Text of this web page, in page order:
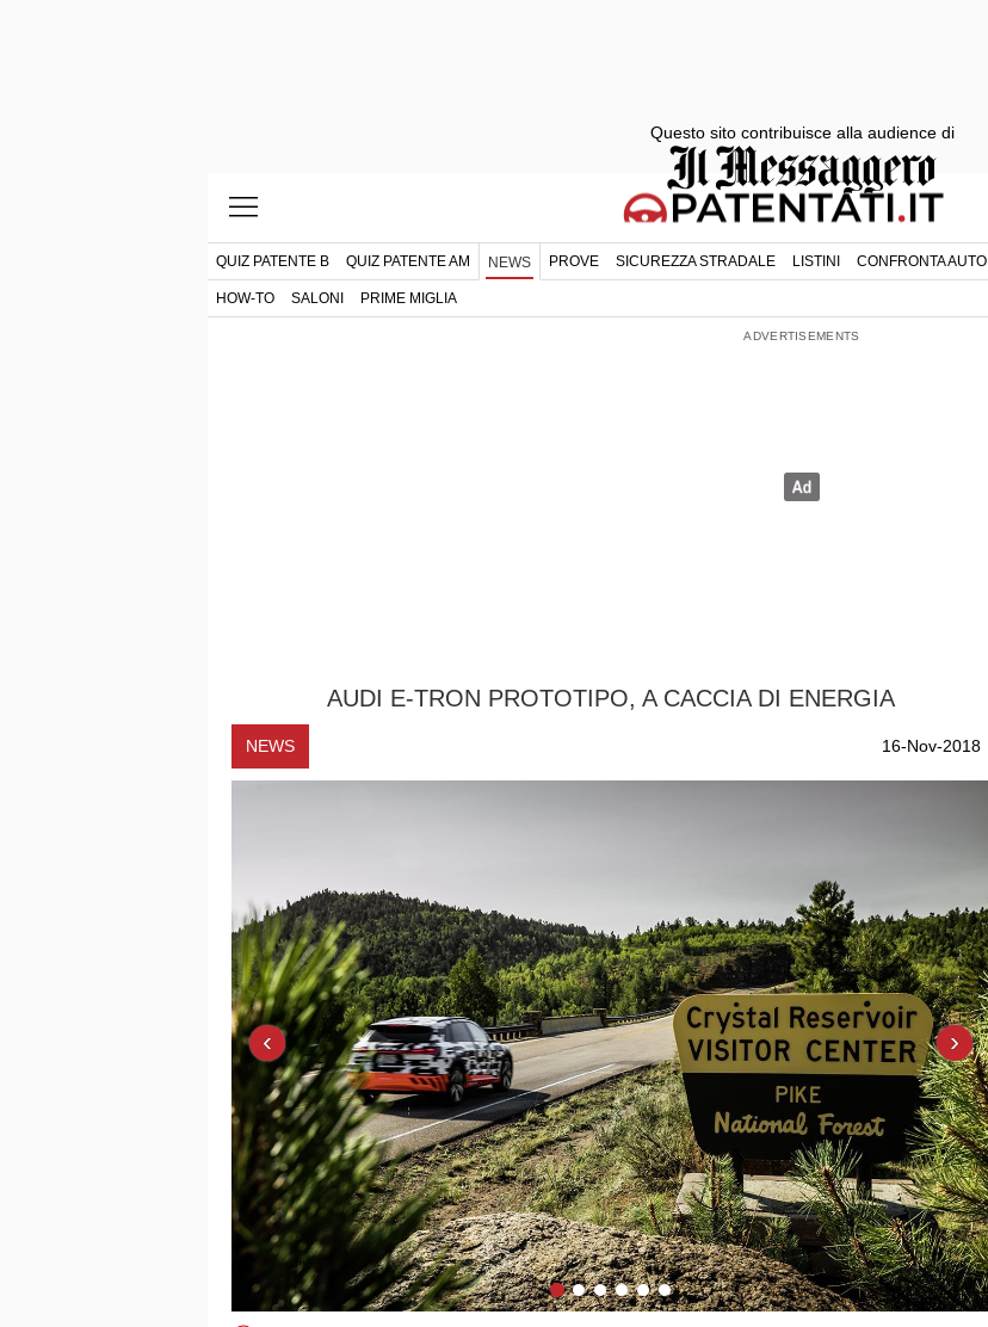
QUIZ PATENTE B QUIZ PATENTE AM NEWS PROVE SICUREZZA STRADALE LISTINI CONFRONTA AUTO
HOW-TO SALONI PRIME MIGLIA
AUDI E-TRON PROTOTIPO, A CACCIA DI ENERGIA
NEWS 16-Nov-2018
‹ ›
Questo sito contribuisce alla audience di